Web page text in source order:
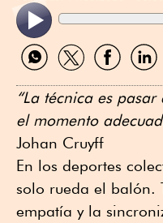
Compartir
por
Compartir
por
Compartir
por
por
“La técnica es
el momento
Johan Cruyff
En los deportes
solo rueda el balón.
empatía y la